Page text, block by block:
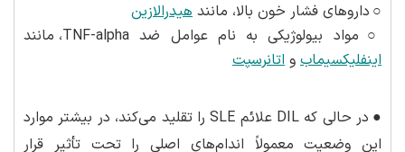
○ داروهای فشار خون بالا، مانند هیدرالازین
○ مواد بیولوژیکی به نام عوامل ضد TNF-alpha، مانند
اینفلیکسیماب و اتانرسپت
●
در حالی که DIL علائم SLE را تقلید می‌کند، در بیشتر موارد
این وضعیت معمولاً اندام‌های اصلی را تحت تأثیر قرار